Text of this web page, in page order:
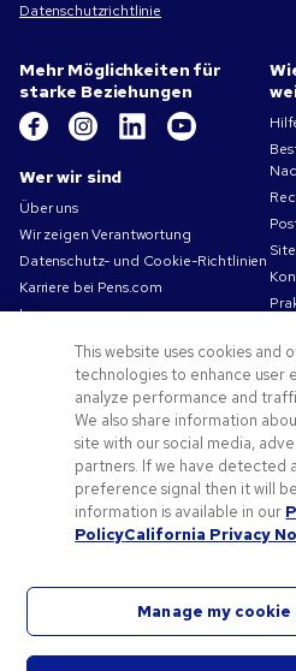
Datenschutzrichtlinie
Mehr Möglichkeiten für
starke Beziehungen
Wer wir sind
Über uns
Wir zeigen Verantwortung
Datenschutz- und Cookie-Richtlinien
Karriere bei Pens.com
Impressum
Nutzungsbedingungen
Verkaufsbedingungen
Angebote und Ressourcen
Angebotscodes und Gutscheine
Werbeartikel
Druckvorlagen-Tipps
©2026National Pen Company. Alle Rechte
This website uses cookies and
technologies to enhance user
analyze performance and
We also share information
site with our social media,
partners. If we have detected
preference signal then it will
information is available in our
PolicyCalifornia Privacy
Manage my